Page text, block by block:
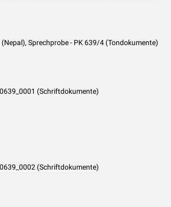
Sprechprobe - PK 639/4 (Tondokumente)
(Schriftdokumente)
(Schriftdokumente)